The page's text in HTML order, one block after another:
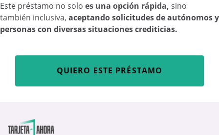
Este préstamo no solo es una opción rápida, sino
también inclusiva, aceptando solicitudes de autónomos y
personas con diversas situaciones crediticias.
QUIERO ESTE PRÉSTAMO